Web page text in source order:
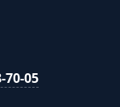
70-05